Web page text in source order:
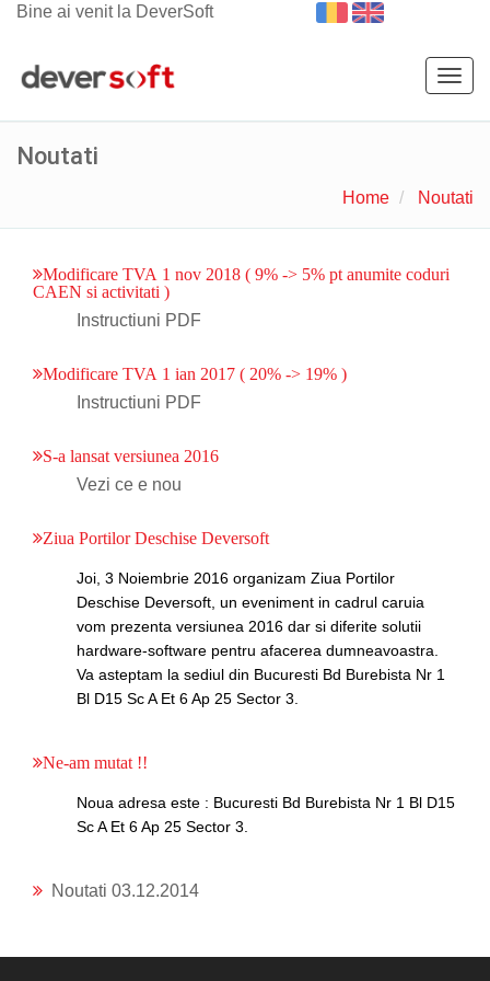
Bine ai venit la DeverSoft
Noutati
Home Noutati
Modificare TVA 1 nov 2018 ( 9% -> 5% pt anumite coduri
CAEN si activitati )
Instructiuni PDF
Modificare TVA 1 ian 2017 ( 20% -> 19% )
Instructiuni PDF
S-a lansat versiunea 2016
Vezi ce e nou
Ziua Portilor Deschise Deversoft
Joi, 3 Noiembrie 2016 organizam Ziua Portilor
Deschise Deversoft, un eveniment in cadrul caruia
vom prezenta versiunea 2016 dar si diferite solutii
hardware-software pentru afacerea dumneavoastra.
Va asteptam la sediul din Bucuresti Bd Burebista Nr 1
Bl D15 Sc A Et 6 Ap 25 Sector 3.
Ne-am mutat !!
Noua adresa este : Bucuresti Bd Burebista Nr 1 Bl D15
Sc A Et 6 Ap 25 Sector 3.
Noutati 03.12.2014